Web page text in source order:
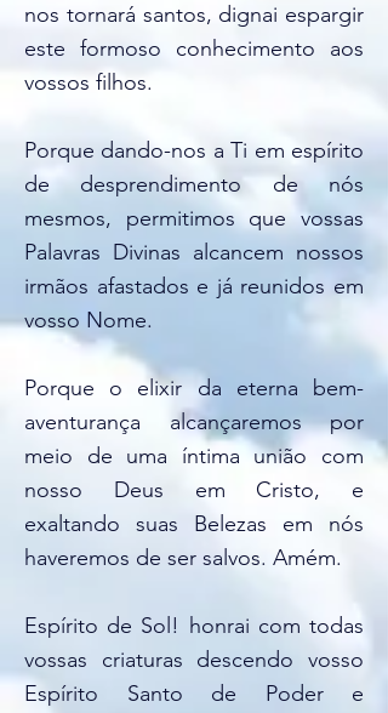
nos tornará santos, dignai espargir
este formoso conhecimento aos
vossos filhos.
Porque dando-nos a Ti em espírito
de desprendimento de nós
mesmos, permitimos que vossas
Palavras Divinas alcancem nossos
irmãos afastados e já reunidos em
vosso Nome.
Porque o elixir da eterna bem-
aventurança alcançaremos por
meio de uma íntima união com
nosso Deus em Cristo, e
exaltando suas Belezas em nós
haveremos de ser salvos. Amém.
Espírito de Sol! honrai com todas
vossas criaturas descendo vosso
Espírito Santo de Poder e